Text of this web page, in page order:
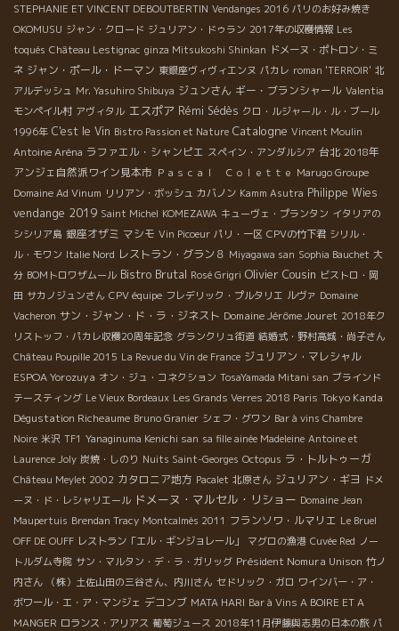
STEPHANIE ET VINCENT DEBOUTBERTIN Vendanges 2016 パリのお好み焼き
OKOMUSU ジャン・クロード ジュリアン・ドゥラン 2017年の収穫情報 Les
toqués Château Lestignac ginza Mitsukoshi Shinkan ドメーヌ・ポトロン・ミ
ネ ジャン・ポール・ドーマン 東銀座ヴィヴィエンヌ パカレ roman 'TERROIR' 北
アルデッシュ Mr. Yasuhiro Shibuya ジュンさん ギー・ブランシャール Valentia
モンペイル村 アヴィタル エスポア Rémi Sédès クロ・ルジャール・ル・ブール
1996年 C'est le Vin Bistro Passion et Nature Catalogne Vincent Moulin
Antoine Aréna ラファエル・シャンピエ スペイン・アンダルシア 台北 2018年
アンジェ自然派ワイン見本市 Ｐａｓｃａｌ Ｃｏｌｅｔｔｅ Marugo Groupe
Domaine Ad Vinum リリアン・ボッシュ カバノン Kamm Asutra Philippe Wies
vendange 2019 Saint Michel KOMEZAWA キューヴェ・プランタン イタリアの
シシリア島 銀座オザミ マシモ Vin Picoeur パリ・一区 CPVの竹下君 シリル・
ル・モワン Italie Nord レストラン・グラン８ Miyagawa san Sophia Bauchet 大
分 BOMトロワザムール Bistro Brutal Rosé Grigri Olivier Cousin ビストロ・岡
田 サカノジュンさん CPV équipe フレデリック・プルタリエ ルヴァ Domaine
Vacheron サン・ジャン・ド・ラ・ジネスト Domaine Jérôme Jouret 2018年ク
リストッフ・パカレ収穫20周年記念 グランクリュ街道 結婚式・野村高城・尚子さん
Château Poupille 2015 La Revue du Vin de France ジュリアン・マレシャル
ESPOA Yorozuya オン・ジュ・コネクション TosaYamada Mitani san ブラインド
テースティング Le Vieux Bordeaux Les Grands Verres 2018 Paris Tokyo Kanda
Dégustation Richeaume Bruno Granier シェフ・グワン Bar à vins Chambre
Noire 米沢 TF1 Yanaginuma Kenichi san sa fille ainée Madeleine Antoine et
Laurence Joly 炭焼・しのり Nuits Saint-Georges Octopus ラ・トルトゥーガ
Château Meylet 2002 カタロニア地方 Pacalet 北原さん ジュリアン・ギヨ ドメ
ーヌ・ド・レシャリエール ドメーヌ・マルセル・リショー Domaine Jean
Maupertuis Brendan Tracy Montcalmès 2011 フランソワ・ルマリエ Le Bruel
OFF DE OUFF レストラン「エル・ギンジョレール」 マグロの漁港 Cuvée Red ノー
トルダム寺院 サン・マルタン・デ・ラ・ガリッグ Président Nomura Unison 竹ノ
内さん
（株）土佐山田の三谷さん、内川さん セドリック・ガロ ワインバー・ア・
ボワール・エ・ア・マンジェ デコンブ MATA HARI Bar à Vins A BOIRE ET A
MANGER ロランス・アリアス 葡萄ジュース 2018年11月伊藤與志男の日本の旅 パ